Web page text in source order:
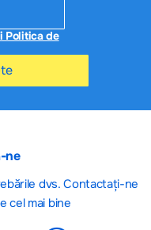
Politica de
ne
dvs. Contactați-ne
cel mai bine